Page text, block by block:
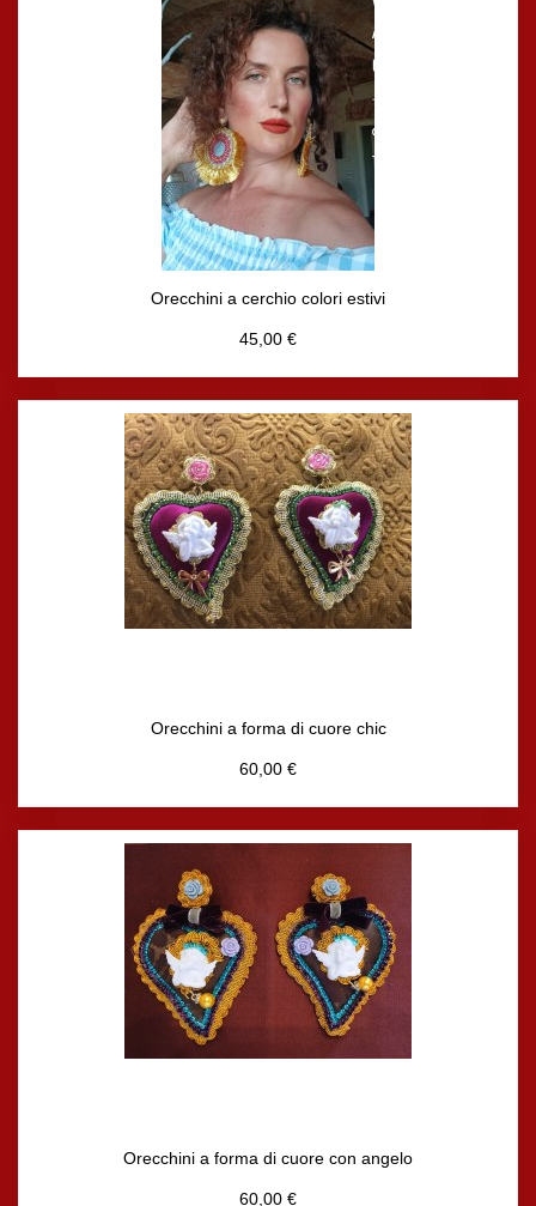
Orecchini a cerchio colori estivi
45,00 €
Orecchini a forma di cuore chic
60,00 €
Orecchini a forma di cuore con angelo
60,00 €